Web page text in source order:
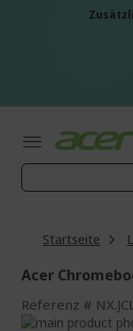
Startseite
Acer
Referenz
Zum